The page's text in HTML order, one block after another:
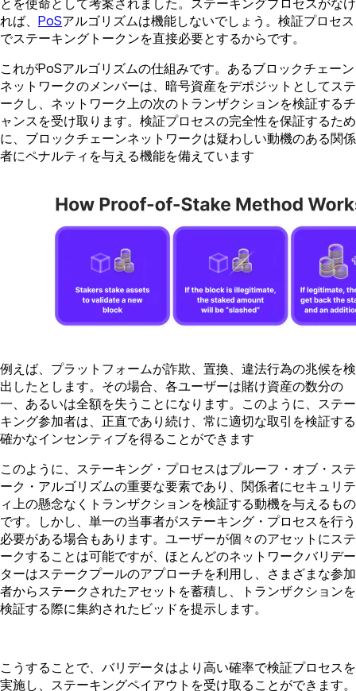
れば、 PoSアルゴリズムは機能しないでしょう。検証プロセス
でステーキングトークンを直接必要とするからです。
これがPoSアルゴリズムの仕組みです。あるブロックチェーン
ネットワークのメンバーは、暗号資産をデポジットとしてステ
ークし、ネットワーク上の次のトランザクションを検証するチ
ャンスを受け取ります。検証プロセスの完全性を保証するため
に、ブロックチェーンネットワークは疑わしい動機のある関係
者にペナルティを与える機能を備えています
例えば、プラットフォームが詐欺、置換、違法行為の兆候を検
出したとします。その場合、各ユーザーは賭け資産の数分の
一、あるいは全額を失うことになります。このように、ステー
キング参加者は、正直であり続け、常に適切な取引を検証する
確かなインセンティブを得ることができます
このように、ステーキング・プロセスはプルーフ・オブ・ステ
ーク・アルゴリズムの重要な要素であり、関係者にセキュリテ
ィ上の懸念なくトランザクションを検証する動機を与えるもの
です。しかし、単一の当事者がステーキング・プロセスを行う
必要がある場合もあります。ユーザーが個々のアセットにステ
ークすることは可能ですが、ほとんどのネットワークバリデー
ターはステークプールのアプローチを利用し、さまざまな参加
者からステークされたアセットを蓄積し、トランザクションを
検証する際に集約されたビッドを提示します。
こうすることで、バリデータはより高い確率で検証プロセスを
実施し、ステーキングペイアウトを受け取ることができます。